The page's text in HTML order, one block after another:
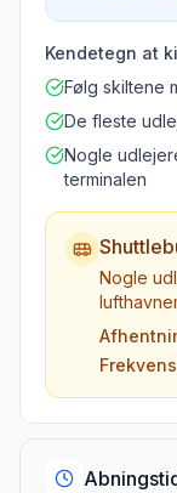
Kendetegn at
Følg skiltene
De fleste
Nogle
terminalen
Nogle